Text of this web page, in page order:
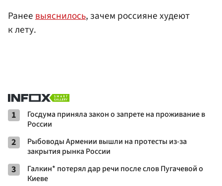
Ранеевыяснилось, зачем россияне худеют
к лету.
1
Госдума приняла закон о запрете на проживание в
России
2
Рыбоводы Армении вышли на протесты из-за
закрытия рынка России
3
Галкин* потерял дар речи после слов Пугачевой о
Киеве